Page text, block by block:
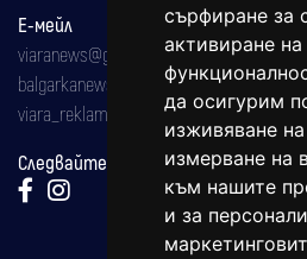
сърфиране за
активиране на
да осигурим
изживяване
измерване на
към нашите
и за
Е-мейл
viaranews@gmail.com
balgarkanews@gmail.com
viara_reklama@mail.bg
Следвайте ни: